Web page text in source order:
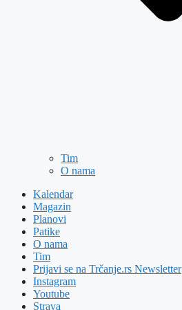
Tim
O nama
Kalendar
Magazin
Planovi
Patike
O nama
Tim
Prijavi se na Trčanje.rs Newsletter
Instagram
Youtube
Strava